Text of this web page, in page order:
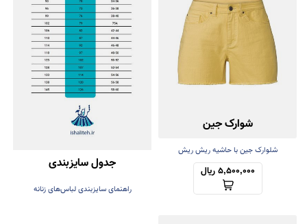
شوارک جین
شلوارک جین با حاشیه ریش ریش
5,500,000 ریال جدول سایزبندی
راهنمای سایزبندی لباس‌های زنانه